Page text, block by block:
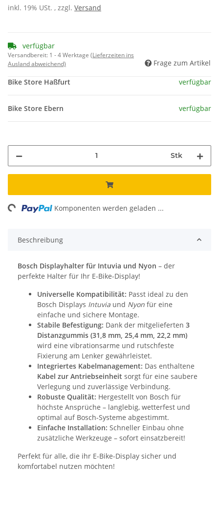
inkl. 19% USt. , zzgl. Versand
verfügbar
Versandbereit: 1 - 4 Werktage (Lieferzeiten ins
Ausland abweichend)
Frage zum Artikel
Bike Store Haßfurt verfügbar
Bike Store Ebern verfügbar
Stk
Komponenten werden geladen ...
Beschreibung
Bosch Displayhalter für Intuvia und Nyon – der
perfekte Halter für Ihr E-Bike-Display!
Universelle Kompatibilität: Passt ideal zu den
Bosch Displays Intuvia und Nyon für eine
einfache und sichere Montage.
Stabile Befestigung: Dank der mitgelieferten 3
Distanzgummis (31,8 mm, 25,4 mm, 22,2 mm)
wird eine vibrationsarme und rutschfeste
Fixierung am Lenker gewährleistet.
Integriertes Kabelmanagement: Das enthaltene
Kabel zur Antriebseinheit sorgt für eine saubere
Verlegung und zuverlässige Verbindung.
Robuste Qualität: Hergestellt von Bosch für
höchste Ansprüche – langlebig, wetterfest und
optimal auf Bosch-Systeme abgestimmt.
Einfache Installation: Schneller Einbau ohne
zusätzliche Werkzeuge – sofort einsatzbereit!
Perfekt für alle, die ihr E-Bike-Display sicher und
komfortabel nutzen möchten!